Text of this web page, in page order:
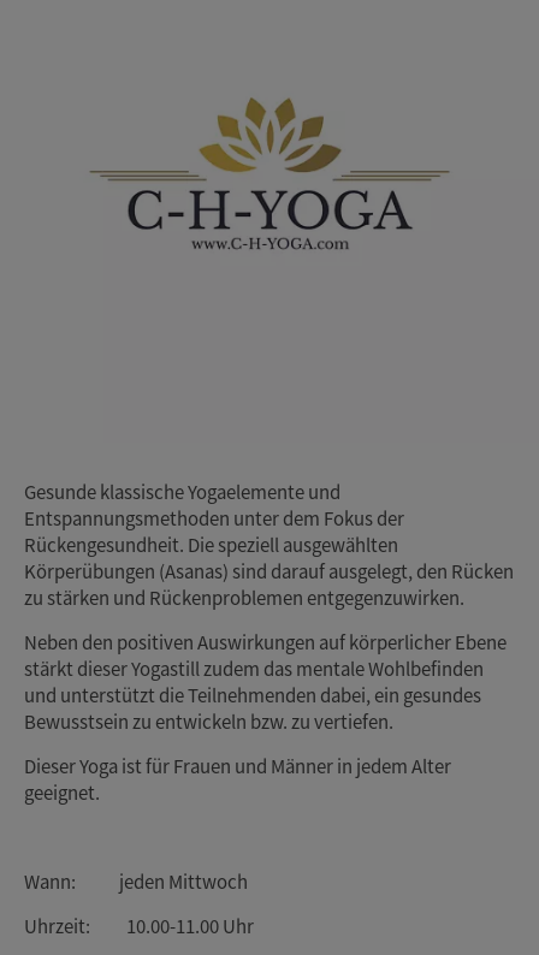
Gesunde klassische Yogaelemente und
Entspannungsmethoden unter dem Fokus der
Rückengesundheit. Die speziell ausgewählten
Körperübungen (Asanas) sind darauf ausgelegt, den Rücken
zu stärken und Rückenproblemen entgegenzuwirken.
Neben den positiven Auswirkungen auf körperlicher Ebene
stärkt dieser Yogastill zudem das mentale Wohlbefinden
und unterstützt die Teilnehmenden dabei, ein gesundes
Bewusstsein zu entwickeln bzw. zu vertiefen.
Dieser Yoga ist für Frauen und Männer in jedem Alter
geeignet.
Wann: jeden Mittwoch
Uhrzeit: 10.00-11.00 Uhr